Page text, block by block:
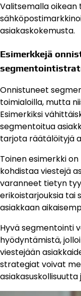
Valitsemalla
asiakaskokemusta.
Esimerkkejä
Onnistuneet
toimialoilla, mutta
Esimerkiksi
segmentoitua
tarjota räätälöityjä
Toinen esimerkki
kohdistaa viestejä
varanneet tietyn
erikoistarjouksia tai
asiakkaan
Hyvä segmentointi
hyödyntämistä,
viestejään
strategiat voivat
asiakasuskollisuutta